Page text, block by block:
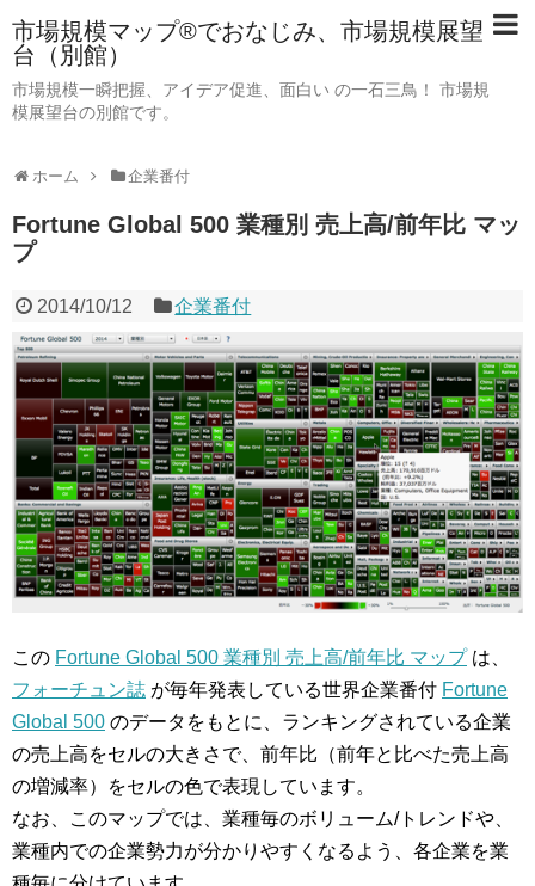
市場規模マップ®でおなじみ、市場規模展望
台（別館）
市場規模一瞬把握、アイデア促進、面白い の一石三鳥！ 市場規
模展望台の別館です。
ホーム 企業番付
Fortune Global 500 業種別 売上高/前年比 マッ
プ
2014/10/12 企業番付
この Fortune Global 500 業種別 売上高/前年比 マップは、
フォーチュン誌 が毎年発表している世界企業番付 Fortune
Global 500 のデータをもとに、ランキングされている企業
の売上高をセルの大きさで、前年比（前年と比べた売上高
の増減率）をセルの色で表現しています。
なお、このマップでは、業種毎のボリューム/トレンドや、
業種内での企業勢力が分かりやすくなるよう、各企業を業